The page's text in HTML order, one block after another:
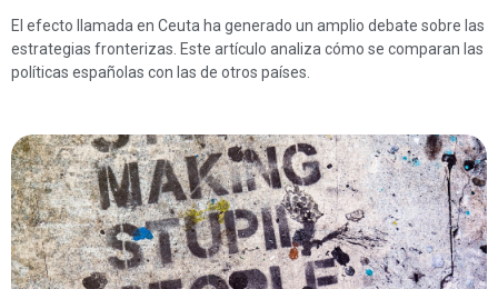
El efecto llamada en Ceuta ha generado un amplio debate sobre las
estrategias fronterizas. Este artículo analiza cómo se comparan las
políticas españolas con las de otros países.